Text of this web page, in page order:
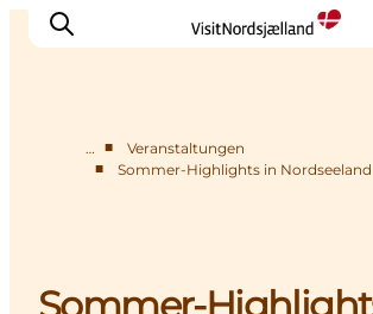
Unterkünfte
… ■
Veranstaltungen
■
Sommer-Highlights in Nordseeland
Sommer-